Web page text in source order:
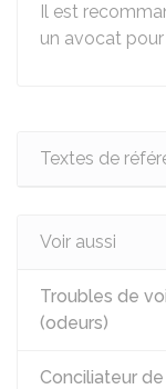
Il est
un avocat
Textes de
Voir aussi
Troubles de
(odeurs)
Conciliateur